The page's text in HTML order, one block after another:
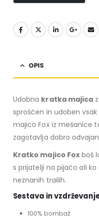
OPIS
Udobna kratka majica
sproščen in udoben
majico Fox iz mešanice
zagotavlja dobro
Kratko majico Fox boš
s prijatelji na pijačo ali
neznanih trailih.
Sestava in
100% bombaž